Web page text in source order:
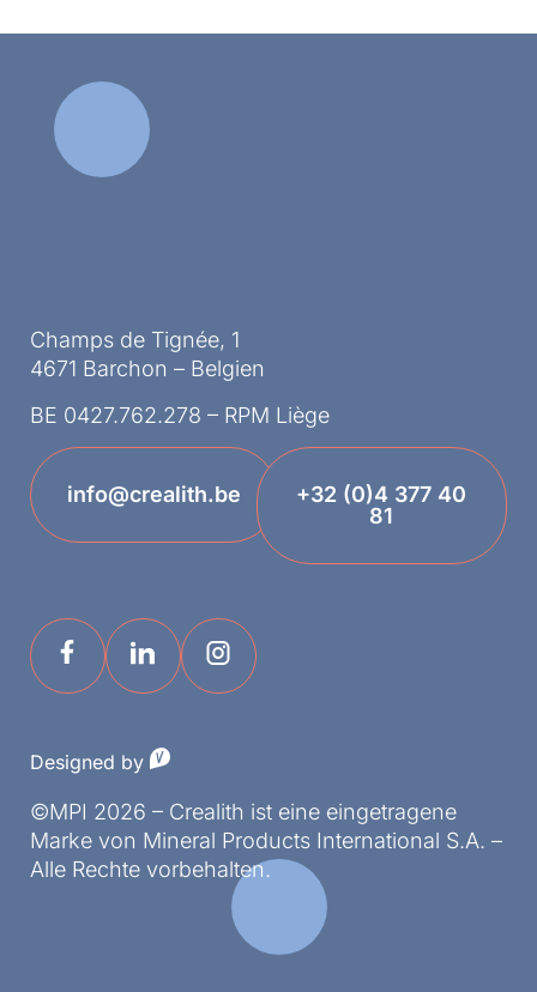
Champs de Tignée, 1
4671 Barchon – Belgien
BE 0427.762.278 – RPM Liège
info@crealith.be
+32 (0)4 377 40
81
©MPI 2026 – Crealith ist eine eingetragene
Marke von Mineral Products International S.A. –
Alle Rechte vorbehalten.
Designed by